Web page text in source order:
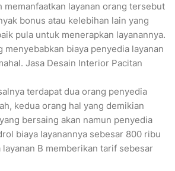
memanfaatkan layanan orang tersebut
bonus atau kelebihan lain yang
pula untuk menerapkan layanannya.
menyebabkan biaya penyedia layanan
Jasa Desain Interior Pacitan
terdapat dua orang penyedia
kedua orang hal yang demikian
bersaing akan namun penyedia
biaya layanannya sebesar 800 ribu
B memberikan tarif sebesar